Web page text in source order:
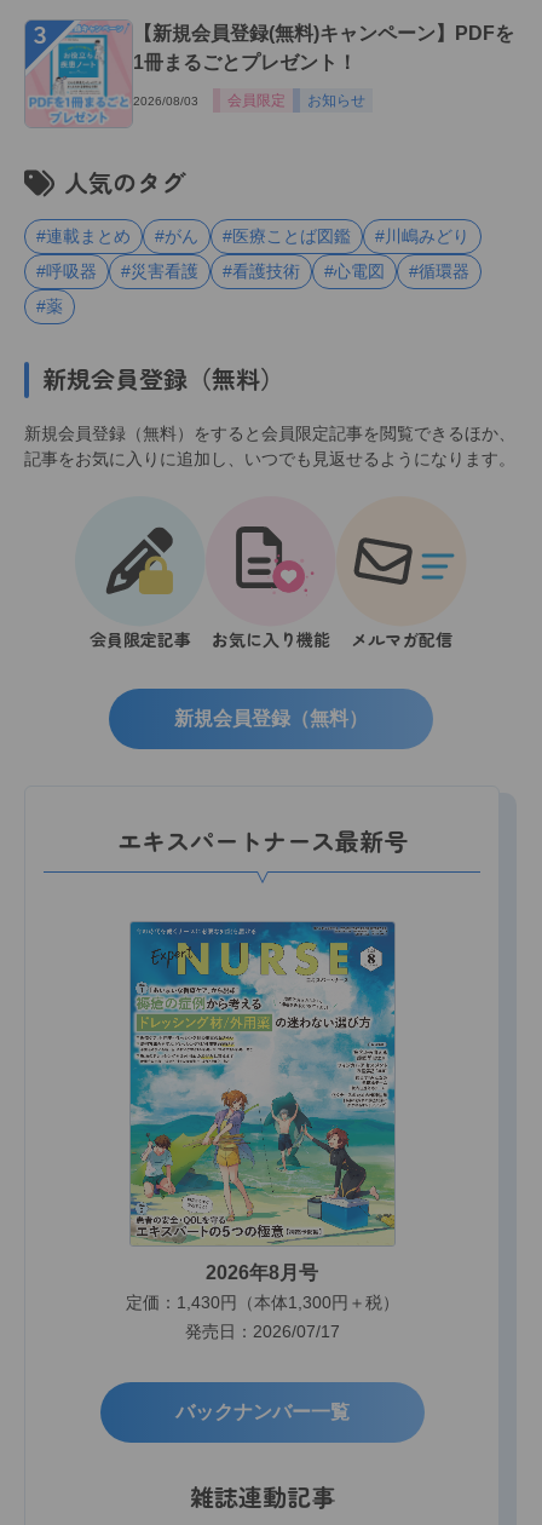
３
【新規会員登録(無料)キャンペーン】PDFを
1冊まるごとプレゼント！
2026/08/03 会員限定 お知らせ
人気のタグ
#連載まとめ #がん #医療ことば図鑑
#川嶋みどり
#呼吸器
#災害看護 #看護技術 #心電図
#循環器
#薬
新規会員登録（無料）
新規会員登録（無料）をすると会員限定記事を閲覧できるほか、
記事をお気に入りに追加し、いつでも見返せるようになります。
会員限定記事 お気に入り機能 メルマガ配信
新規会員登録（無料）
エキスパートナース最新号
2026年8月号
定価：1,430円（本体1,300円＋税）
発売日：2026/07/17
バックナンバー一覧
雑誌連動記事